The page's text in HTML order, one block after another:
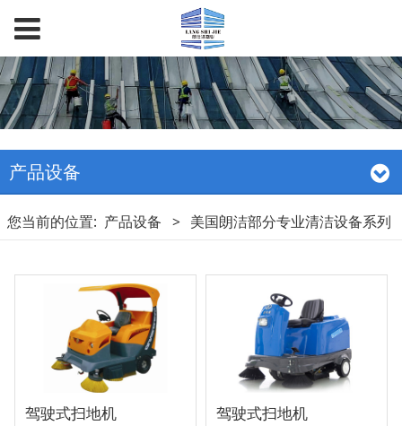
产品设备
您当前的位置: 产品设备 > 美国朗洁部分专业清洁设备系列
驾驶式扫地机 驾驶式扫地机